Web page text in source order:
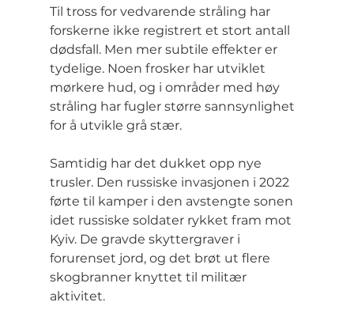
Til tross for vedvarende stråling har
forskerne ikke registrert et stort antall
dødsfall. Men mer subtile effekter er
tydelige. Noen frosker har utviklet
mørkere hud, og i områder med høy
stråling har fugler større sannsynlighet
for å utvikle grå stær.
Samtidig har det dukket opp nye
trusler. Den russiske invasjonen i 2022
førte til kamper i den avstengte sonen
idet russiske soldater rykket fram mot
Kyiv. De gravde skyttergraver i
forurenset jord, og det brøt ut flere
skogbranner knyttet til militær
aktivitet.